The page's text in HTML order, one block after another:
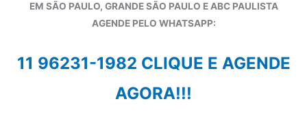
EM SÃO PAULO, GRANDE SÃO PAULO E ABC PAULISTA
AGENDE PELO WHATSAPP:
11 96231-1982 CLIQUE E AGENDE
AGORA!!!